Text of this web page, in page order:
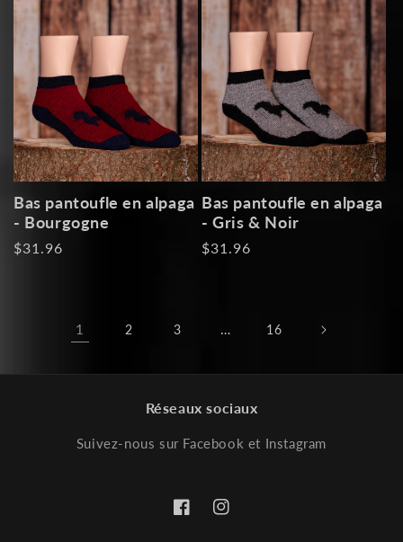
Bas pantoufle en alpaga
- Bourgogne
Prix
$31.96
Bas pantoufle en alpaga
- Gris & Noir
Prix
$31.96
1 2 3 … 16
Réseaux sociaux
Suivez-nous sur Facebook et Instagram
FacebookInstagram